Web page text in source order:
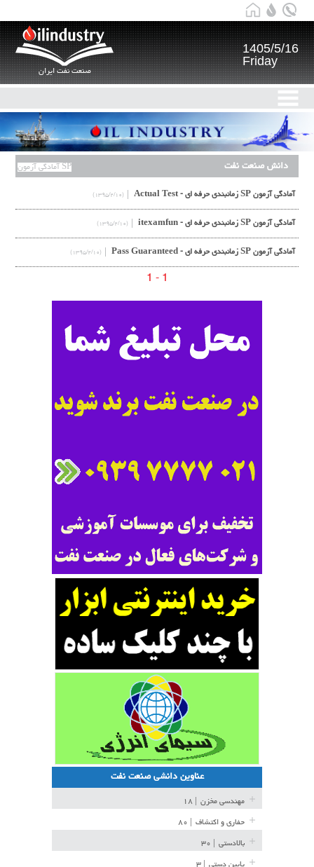
صنعت نفت ایران
1405/5/16
Friday
دانش صنعت نفت آمادگی آزمون SP
آمادگی آزمون SP زمانبندی حرفه ای - Actual Test (۱۳۹۵/۲/۱۰)
آمادگی آزمون SP زمانبندی حرفه ای - itexamfun (۱۳۹۵/۲/۱۰)
آمادگی آزمون SP زمانبندی حرفه ای - Pass Guaranteed (۱۳۹۵/۲/۱۰)
1 - 1
عناوین دانشی صنعت نفت
مهندسی مخزن
حفاری و اکتشاف
بالادستی
پایین دستی